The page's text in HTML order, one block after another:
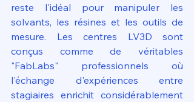
reste l'idéal pour manipuler les
solvants, les résines et les outils de
mesure. Les centres LV3D sont
conçus comme de véritables
"FabLabs" professionnels où
l'échange d'expériences entre
stagiaires enrichit considérablement